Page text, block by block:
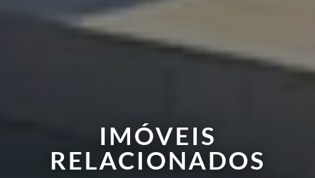
IMÓVEIS
RELACIONADOS